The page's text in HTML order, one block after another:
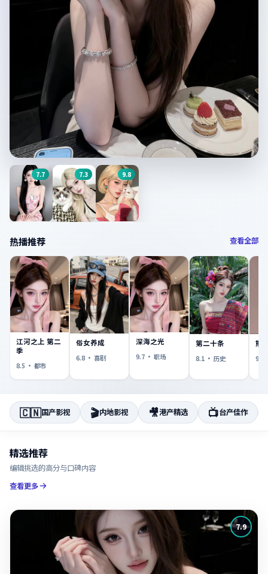
今日主推
怒火重案
7.9分 ·校园·中国香港
7.7
我的少女
7.3 9.8
热播推荐 查看全部
江河之上 第二
季
8.5 · 都市
俗女养成
6.8 · 喜剧
深海之光
9.7 · 职场
第二十条
8.1 · 历史
熊
9.7
🇨🇳国产影视 🎬内地影视 🎥港产精选 📺台产佳作
精选推荐
编辑挑选的高分与口碑内容
查看更多
7.9